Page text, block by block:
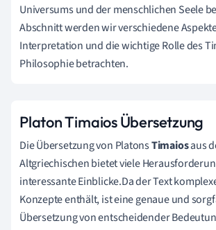
Universums und der menschlichen Seele
Abschnitt werden wir verschiedene
Interpretation und die wichtige Rolle des
Philosophie betrachten.
Platon Timaios Übersetzung
Die Übersetzung von PlatonsTimaiosaus
Altgriechischen bietet viele
interessante Einblicke.Da der Text
Konzepte enthält, ist eine genaue und
Übersetzung von entscheidender